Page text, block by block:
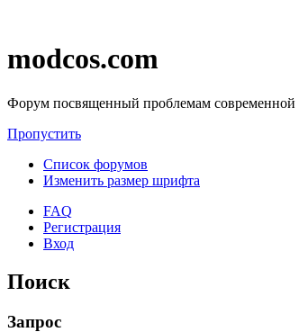
modcos.com
Форум посвященный проблемам современной
Пропустить
Список форумов
Изменить размер шрифта
FAQ
Регистрация
Вход
Поиск
Запрос